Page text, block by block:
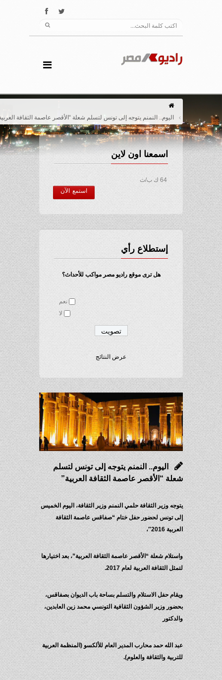
اليوم.. النمنم يتوجه إلى تونس لتسلم شعلة “الأقصر عاصمة الثقافة العربية”
اسمعنا اون لاين
64 ك ب/ث
استمع الآن
إستطلاع رأي
هل ترى موقع راديو مصر مواكب للأحداث؟
نعم
عرض النتائج
اليوم.. النمنم يتوجه إلى تونس لتسلم
شعلة “الأقصر عاصمة الثقافة العربية”
يتوجه وزير الثقافة حلمي النمنم وزير الثقافة، اليوم الخميس
إلى تونس لحضور حفل ختام “صفاقس عاصمة الثقافة
العربية 2016″،
واستلام شعلة “الأقصر عاصمة الثقافة العربية”، بعد اختيارها
لتمثل الثقافة العربية لعام 2017.
ويقام حفل الاستلام والتسلم بساحة باب الديوان بصفاقس،
بحضور وزير الشؤون الثقافية التونسي محمد زين العابدين،
والدكتور
عبد الله حمد محارب المدير العام للألكسو (المنظمة العربية
للتربية والثقافة والعلوم).